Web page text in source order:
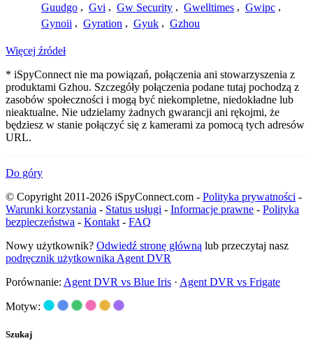
Guudgo , Gvi , Gw Security , Gwelltimes , Gwipc ,
Gynoii , Gyration , Gyuk , Gzhou
Więcej źródeł
* iSpyConnect nie ma powiązań, połączenia ani stowarzyszenia z
produktami Gzhou. Szczegóły połączenia podane tutaj pochodzą z
zasobów społeczności i mogą być niekompletne, niedokładne lub
nieaktualne. Nie udzielamy żadnych gwarancji ani rękojmi, że
będziesz w stanie połączyć się z kamerami za pomocą tych adresów
URL.
Do góry
© Copyright 2011-2026 iSpyConnect.com - Polityka prywatności -
Warunki korzystania - Status usługi - Informacje prawne - Polityka
bezpieczeństwa - Kontakt - FAQ
Nowy użytkownik? Odwiedź stronę główną lub przeczytaj nasz
podręcznik użytkownika Agent DVR
Porównanie: Agent DVR vs Blue Iris · Agent DVR vs Frigate
Motyw:
Szukaj